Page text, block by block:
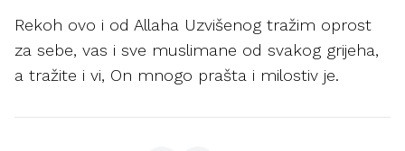
Rekoh ovo i od Allaha Uzvišenog tražim oprost
za sebe, vas i sve muslimane od svakog grijeha,
a tražite i vi, On mnogo prašta i milostiv je.